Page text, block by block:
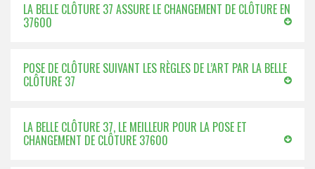
LA BELLE CLÔTURE 37 ASSURE LE CHANGEMENT DE CLÔTURE EN
37600
POSE DE CLÔTURE SUIVANT LES RÈGLES DE L’ART PAR LA BELLE
CLÔTURE 37
LA BELLE CLÔTURE 37, LE MEILLEUR POUR LA POSE ET
CHANGEMENT DE CLÔTURE 37600